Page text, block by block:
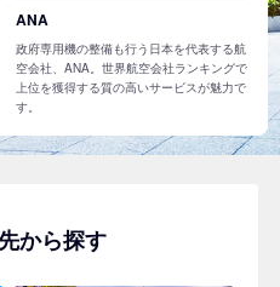
ANA
政府専用機の整備も行う日本を代表する航
空会社、ANA。世界航空会社ランキングで
上位を獲得する質の高いサービスが魅力で
す。
から探す